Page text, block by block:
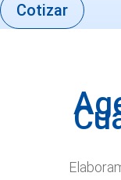
Cotizar